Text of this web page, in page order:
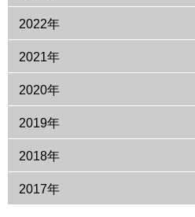
2022年
2021年
2020年
2019年
2018年
2017年